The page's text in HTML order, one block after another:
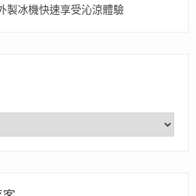
製冰機快速享受沁涼體驗